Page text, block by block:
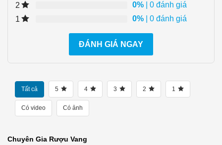
2
0% | 0 đánh giá
1
0% | 0 đánh giá
ĐÁNH GIÁ NGAY
Tất cả 5 4 3 2 1
Có video Có ảnh
Chuyên Gia Rượu Vang